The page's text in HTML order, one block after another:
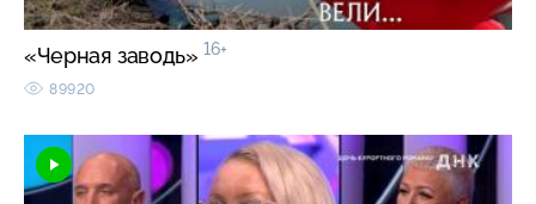
«Черная заводь» 16+
89920